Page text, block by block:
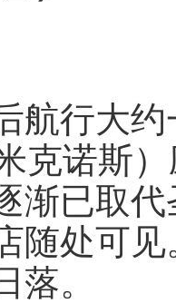
航行大
克诺斯
渐已取
随处可
落。